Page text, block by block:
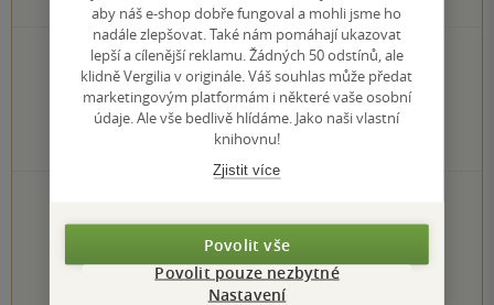
1×
5 hvězdiček
0×
4 hvězdičky
0×
3 hvězdičky
0×
2 hvězdičky
1 hvezdička
3 4 5
aby náš e-shop dobře fungoval a mohli jsme ho
nadále zlepšovat. Také nám pomáhají ukazovat
lepší a cílenější reklamu. Žádných 50 odstínů, ale
klidně Vergilia v originále. Váš souhlas může předat
marketingovým platformám i některé vaše osobní
údaje. Ale vše bedlivě hlídáme. Jako naši vlastní
knihovnu!
Zjistit více
Povolit vše
Povolit pouze nezbytné
Nastavení